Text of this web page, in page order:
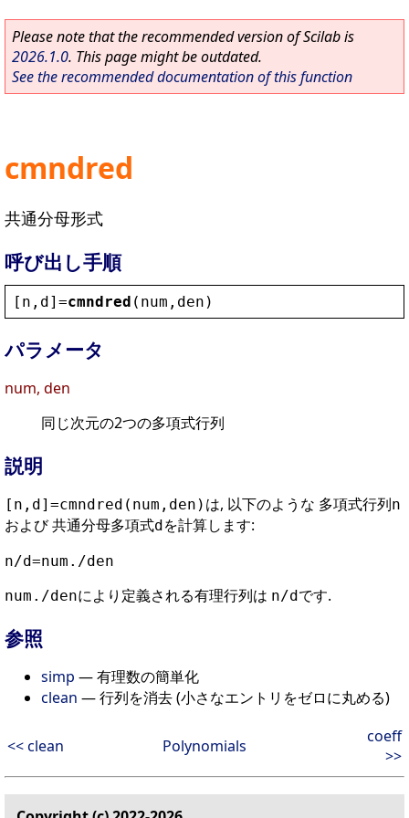
Please note that the recommended version of Scilab is
2026.1.0. This page might be outdated.
See the recommended documentation of this function
cmndred
共通分母形式
呼び出し手順
[ n , d]=cmndred ( num , den )
パラメータ
num, den
同じ次元の2つの多項式行列
説明
[n,d]=cmndred(num,den) は, 以下のような 多項式行列n
および 共通分母多項式d を計算します:
n/d=num./den
num./denにより定義される有理行列は n/d です.
参照
simp — 有理数の簡単化
clean — 行列を消去 (小さなエントリをゼロに丸める)
<< clean Polynomials
coeff
>>